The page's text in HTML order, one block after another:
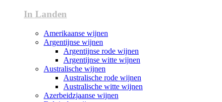
In Landen
Amerikaanse wijnen
Argentijnse wijnen
Argentijnse rode wijnen
Argentijnse witte wijnen
Australische wijnen
Australische rode wijnen
Australische witte wijnen
Azerbeidzjaanse wijnen